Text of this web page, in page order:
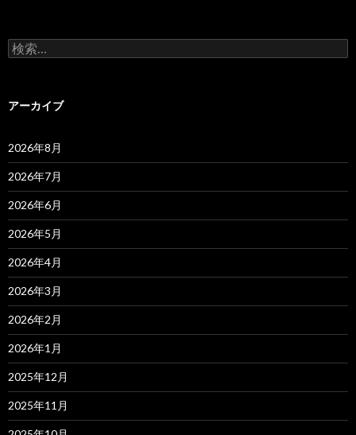
検
索:
アーカイブ
2026年8月
2026年7月
2026年6月
2026年5月
2026年4月
2026年3月
2026年2月
2026年1月
2025年12月
2025年11月